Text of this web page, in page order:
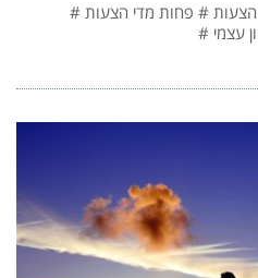
הצעות # פחות מדי הצעות #
עצמי #